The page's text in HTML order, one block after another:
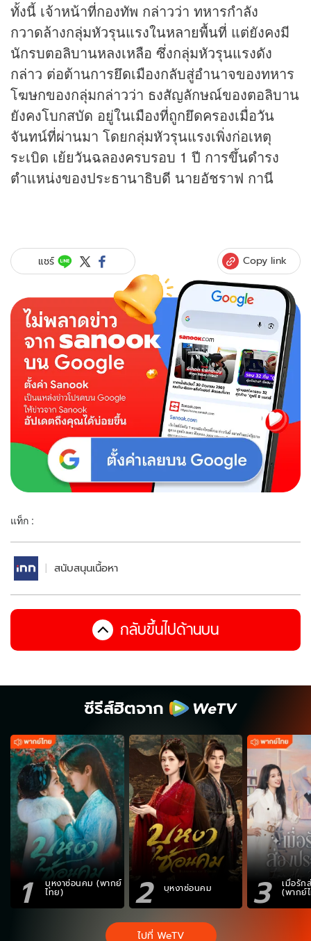
ทั้งนี้ เจ้าหน้าที่กองทัพ กล่าวว่า ทหารกำลัง
กวาดล้างกลุ่มหัวรุนแรงในหลายพื้นที่ แต่ยังคงมี
นักรบตอลิบานหลงเหลือ ซึ่งกลุ่มหัวรุนแรงดัง
กล่าว ต่อต้านการยึดเมืองกลับสู่อำนาจของทหาร
โฆษกของกลุ่มกล่าวว่า ธงสัญลักษณ์ของตอลิบาน
ยังคงโบกสบัด อยู่ในเมืองที่ถูกยึดครองเมื่อวัน
จันทน์ที่ผ่านมา โดยกลุ่มหัวรุนแรงเพิ่งก่อเหตุ
ระเบิด เย้ยวันฉลองครบรอบ 1 ปี การขึ้นดำรง
ตำแหน่งของประธานาธิบดี นายอัชราฟ กานี
แชร์ Copy link
แท็ก :
สนับสนุนเนื้อหา
กลับขึ้นไปด้านบน
ซีรีส์ฮิตจาก
1 บุหงาซ่อนคม (พากย์
ไทย) 2 บุหงาซ่อนคม 3 เมื่อรัก
(พากย์
ไปที่ WeTV